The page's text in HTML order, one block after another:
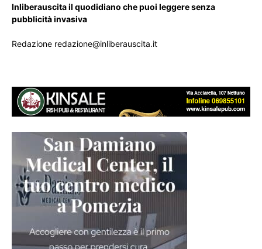
Inliberauscita il quodidiano che puoi leggere senza
pubblicità invasiva
Redazione redazione@inliberauscita.it